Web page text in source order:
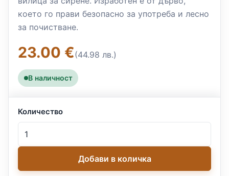
което го прави безопасно за употреба и лесно
за почистване.
23.00 €(44.98 лв.)
В наличност
Количество
Добави в количка